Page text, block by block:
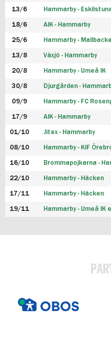
13/6 Hammarby -
18/6 AIK - Hammarby
25/6 Hammarby -
13/8 Växjö - Hammarby
20/8 Hammarby - Umeå IK
30/8 Djurgården -
09/9 Hammarby - FC
17/9 AIK - Hammarby
01/10 Jitex - Hammarby
08/10 Hammarby - KIF
16/10 Brommapojkarna -
22/10 Hammarby - Häcken
17/11 Hammarby - Häcken
19/11 Hammarby - Umeå IK